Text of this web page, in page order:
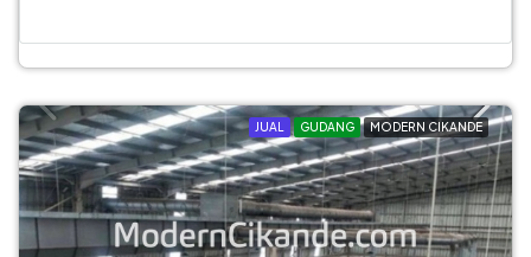
JUAL GUDANG MODERN CIKANDE